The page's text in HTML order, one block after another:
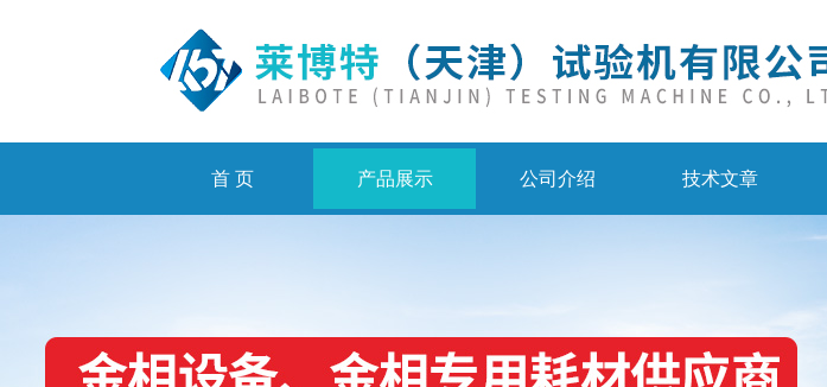
首 页 产品展示 公司介绍 技术文章